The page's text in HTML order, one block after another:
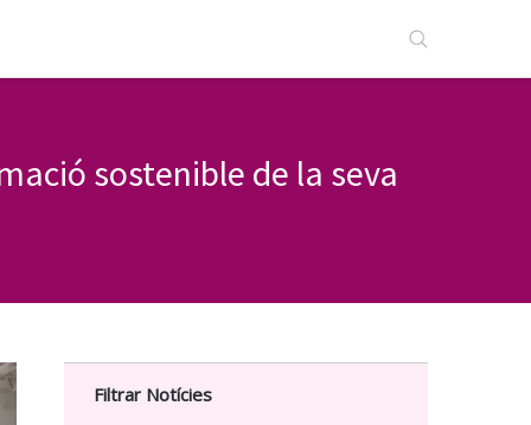
sostenible de la seva
Filtrar Notícies